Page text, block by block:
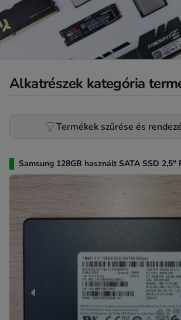
Alkatrészek kategória
Product filterTermékek szűrése és
Samsung 128GB használt SATA SSD 2,5"